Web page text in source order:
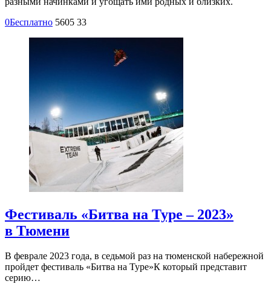
0Бесплатно 5605 33
Фестиваль «Битва на Туре – 2023»
в Тюмени
В феврале 2023 года, в седьмой раз на тюменской набережной
пройдет фестиваль «Битва на Туре»К который представит
серию…